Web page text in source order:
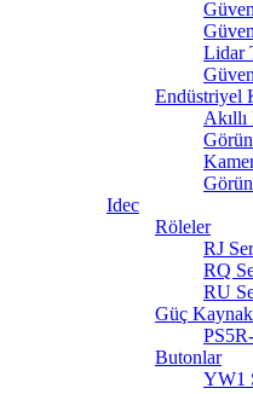
Lidar
Endüstriyel
Idec
Röleler
RJ
RQ
RU
Güç
Butonlar
YW1